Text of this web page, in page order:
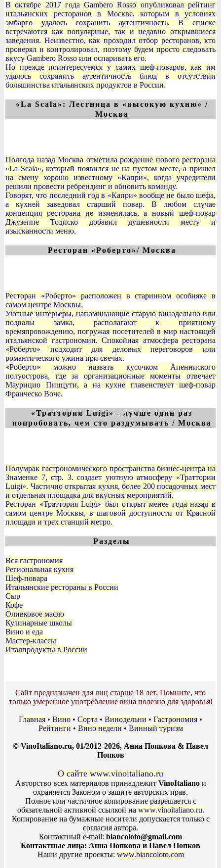
В октябре 2017 года Gambero Rosso опубликовал рейтинг
итальянских ресторанов в Москве, которым в условиях
эмбарго удалось сохранить аутентичность. В списке
встречаются как популярные, так и недавно открывшиеся
заведения. Неизвестно, как проходил отбор ресторанов, кто
проверял и контролировал, поэтому будем просто следовать
вкусу Gambero Rosso или оспаривать его.
Но прежде поинтересуемся у самих шеф-поваров, как им
удалось сохранить аутентичность блюд в отсутствии
большинства итальянских продуктов в России.
«La Scala»: Лестница в «высокую кухню» /
Москва
Полгода назад Москва отметила рождение нового ресторана
«La Scala», который появился не на пустом месте, а пришел
на смену хорошо известному «Капри», когда учредители
решили провести ребрендинг и обновить команду.
Говорят, что последний год в «Капри» вообще не было шефа,
а кухней заведовал старший повар. В любом случае
концепция ресторана не изменилась, а новый шеф-повар
Джузеппе Тодиско добавил душевности месту и
изысканности меню.
Ресторан «Роберто»/ Москва
Ресторан «Роберто» расположен в старинном особняке в
самом центре Москвы.
Уютные интерьеры, напоминающие старую винодельню или
подвалы замка, располагают к приятному
времяпровождению, погружая посетителей в мир настоящей
итальянской гастрономии. Спокойная атмосфера ресторана
«Роберто» подходит для деловых переговоров или
романтического ужина при свечах.
«Роберто» можно назвать кусочком Апенниского
полуострова, где за организационные моменты отвечает
Маурицио Пиццути, а на кухне главенствует шеф-повар
Франческо Воче.
«Траттория Luigi» - лучше один раз
попробовать, чем сто раздумывать / Москва
Полумрак гастрономического пространства бизнес-центра на
Знаменке 7, стр. 3. создает уютную атмосферу «Траттории
Luigi». Частично открытая кухня, более 200 посадочных мест
и отдельная площадка для вкусных мероприятий.
Ресторан «Траттория Luigi» был открыт менее года назад в
самом центре Москвы, в шаговой доступности от Красной
площади и трех станций метро.
Разделы
Вся гастрономия
Региональная кухня
Шеф-повара
Итальянские рестораны в России
Сыр
Кофе
Оливковое масло
Кулинарные школы
Вино и еда
Мастер-классы
Италпродукты в России
Сайт предназначен для лиц старше 18 лет. Помните, что
только умеренное употребление вина полезно для здоровья!
Главная • Вино • Сорта • Винодельни • Гастрономия •
Рейтинги • Вино недели • Винный туризм
© VinoItaliano.ru, 01/2012-2026, Анна Попкова & Павел
Попков
О сайте www.vinoitaliano.ru
Авторство всех материалов принадлежит VinoItalianoи
охраняется Законом о защите авторских прав.
Полное или частичное копирование разрешается с
обязательной активной ссылкой на www.vinoitaliano.ru.
Копирование на бумажные носители допускается только с
согласия автора.
Контактный e-mail: biancoloto@gmail.com
Контактные лица: Анна Попкова и Павел Попков
Наши другие проекты: www.biancoloto.com